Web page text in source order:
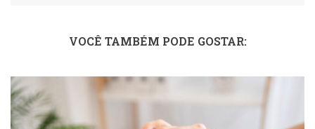
VOCÊ TAMBÉM PODE GOSTAR: